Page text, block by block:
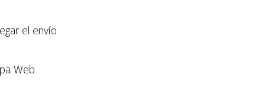
el envío
Web